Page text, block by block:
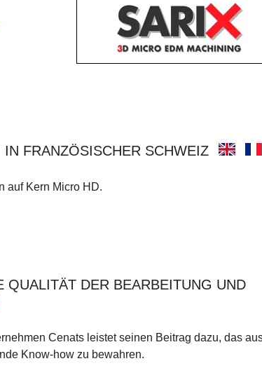
FRANZÖSISCHER SCHWEIZ
auf Kern Micro HD.
QUALITÄT DER BEARBEITUNG UND
Cenats leistet seinen Beitrag dazu, das
Know-how zu bewahren.